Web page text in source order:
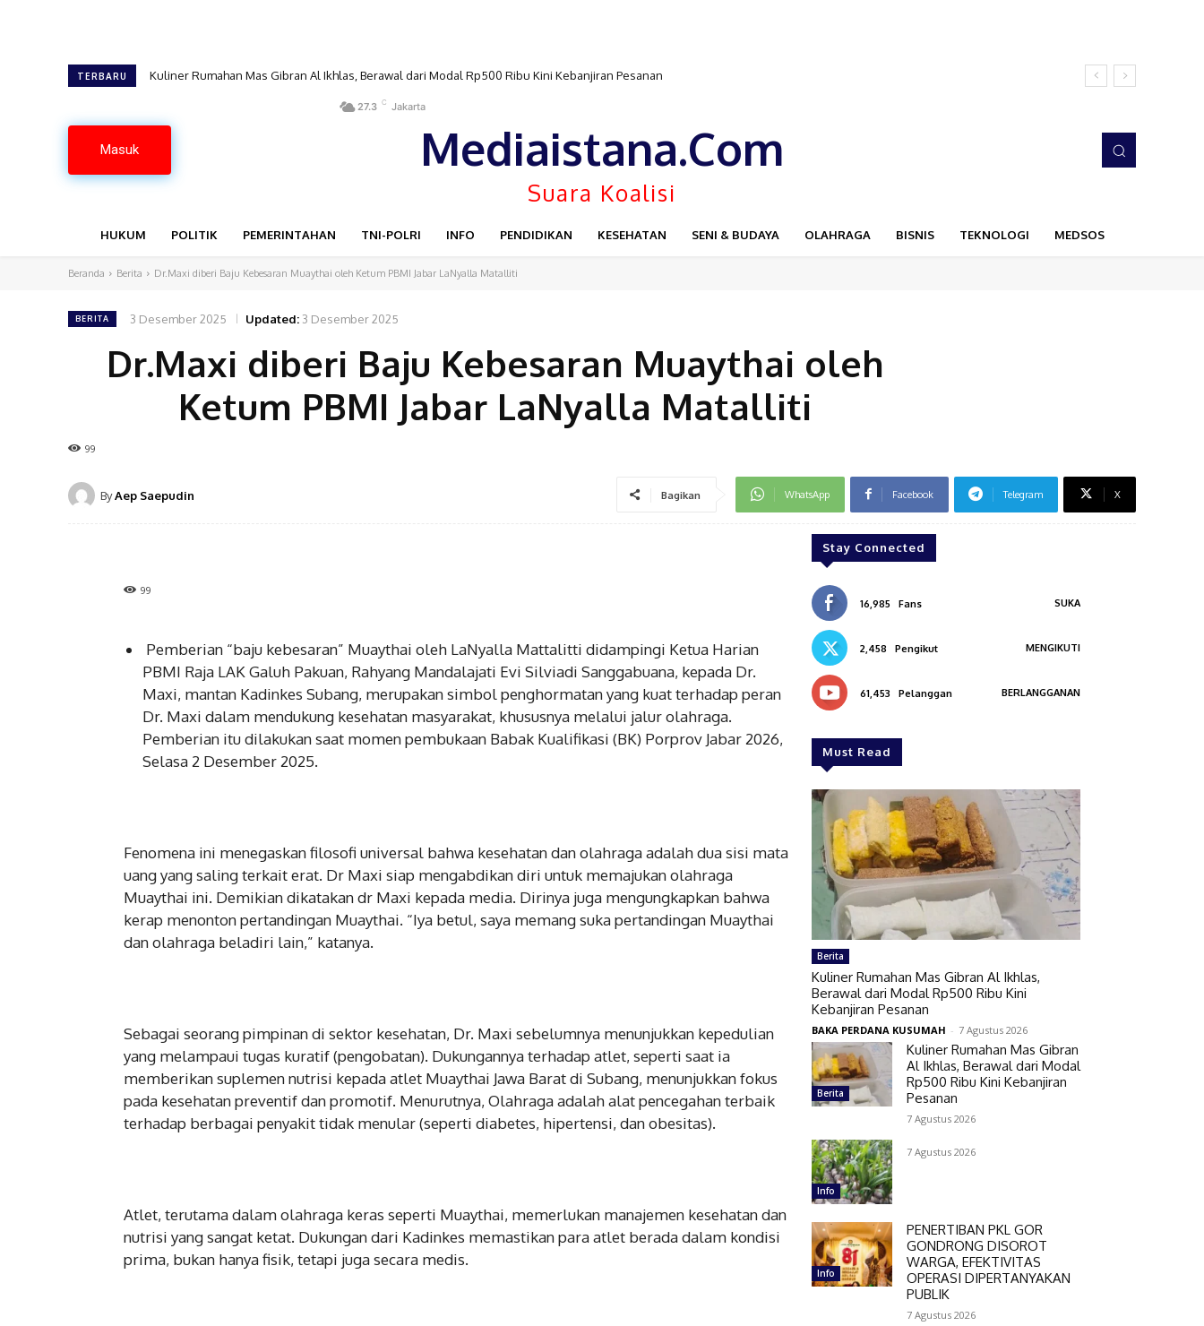
TERBARU Kuliner Rumahan Mas Gibran Al Ikhlas, Berawal dari Modal Rp500 Ribu Kini Kebanjiran Pesanan
Masuk
27.3 C Jakarta
Mediaistana.Com
Suara Koalisi
HUKUM POLITIK PEMERINTAHAN TNI-POLRI INFO PENDIDIKAN KESEHATAN SENI & BUDAYA OLAHRAGA BISNIS TEKNOLOGI MEDSOS
Beranda Berita Dr.Maxi diberi Baju Kebesaran Muaythai oleh Ketum PBMI Jabar LaNyalla Matalliti
BERITA 3 Desember 2025 Updated: 3 Desember 2025
Dr.Maxi diberi Baju Kebesaran Muaythai oleh
Ketum PBMI Jabar LaNyalla Matalliti
99
ByAep Saepudin Bagikan WhatsApp Facebook Telegram X
99
Pemberian “baju kebesaran” Muaythai oleh LaNyalla Mattalitti didampingi Ketua Harian
PBMI Raja LAK Galuh Pakuan, Rahyang Mandalajati Evi Silviadi Sanggabuana, kepada Dr.
Maxi, mantan Kadinkes Subang, merupakan simbol penghormatan yang kuat terhadap peran
Dr. Maxi dalam mendukung kesehatan masyarakat, khususnya melalui jalur olahraga.
Pemberian itu dilakukan saat momen pembukaan Babak Kualifikasi (BK) Porprov Jabar 2026,
Selasa 2 Desember 2025.
Fenomena ini menegaskan filosofi universal bahwa kesehatan dan olahraga adalah dua sisi mata
uang yang saling terkait erat. Dr Maxi siap mengabdikan diri untuk memajukan olahraga
Muaythai ini. Demikian dikatakan dr Maxi kepada media. Dirinya juga mengungkapkan bahwa
kerap menonton pertandingan Muaythai. “Iya betul, saya memang suka pertandingan Muaythai
dan olahraga beladiri lain,” katanya.
Sebagai seorang pimpinan di sektor kesehatan, Dr. Maxi sebelumnya menunjukkan kepedulian
yang melampaui tugas kuratif (pengobatan). Dukungannya terhadap atlet, seperti saat ia
memberikan suplemen nutrisi kepada atlet Muaythai Jawa Barat di Subang, menunjukkan fokus
pada kesehatan preventif dan promotif. Menurutnya, Olahraga adalah alat pencegahan terbaik
terhadap berbagai penyakit tidak menular (seperti diabetes, hipertensi, dan obesitas).
Atlet, terutama dalam olahraga keras seperti Muaythai, memerlukan manajemen kesehatan dan
nutrisi yang sangat ketat. Dukungan dari Kadinkes memastikan para atlet berada dalam kondisi
prima, bukan hanya fisik, tetapi juga secara medis.
Stay Connected
16,985 Fans SUKA
2,458 Pengikut MENGIKUTI
61,453 Pelanggan BERLANGGANAN
Must Read
Berita
Kuliner Rumahan Mas Gibran Al Ikhlas,
Berawal dari Modal Rp500 Ribu Kini
Kebanjiran Pesanan
BAKA PERDANA KUSUMAH - 7 Agustus 2026
Berita
Kuliner Rumahan Mas Gibran
Al Ikhlas, Berawal dari Modal
Rp500 Ribu Kini Kebanjiran
Pesanan
7 Agustus 2026
Info
7 Agustus 2026
Info
PENERTIBAN PKL GOR
GONDRONG DISOROT
WARGA, EFEKTIVITAS
OPERASI DIPERTANYAKAN
PUBLIK
7 Agustus 2026